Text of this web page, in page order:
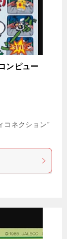
ンピュー
コネクション”